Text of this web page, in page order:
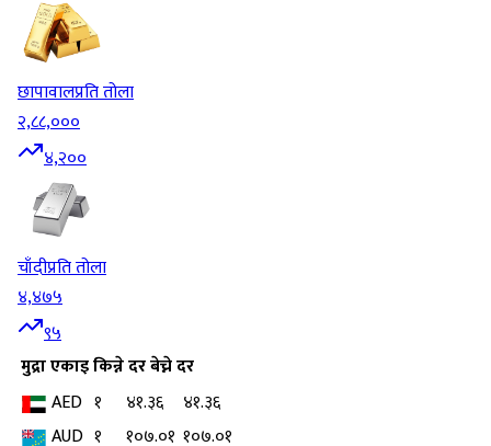
छापावालप्रति तोला
२,८८,०००
४,२००
चाँदीप्रति तोला
४,४७५
९५
मुद्राएकाइकिन्ने दरबेच्ने दर
AED १ ४१.३६
४१.३६
AUD १ १०७.०१ १०७.०१